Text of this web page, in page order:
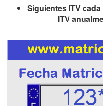
Siguientes ITV
ITV